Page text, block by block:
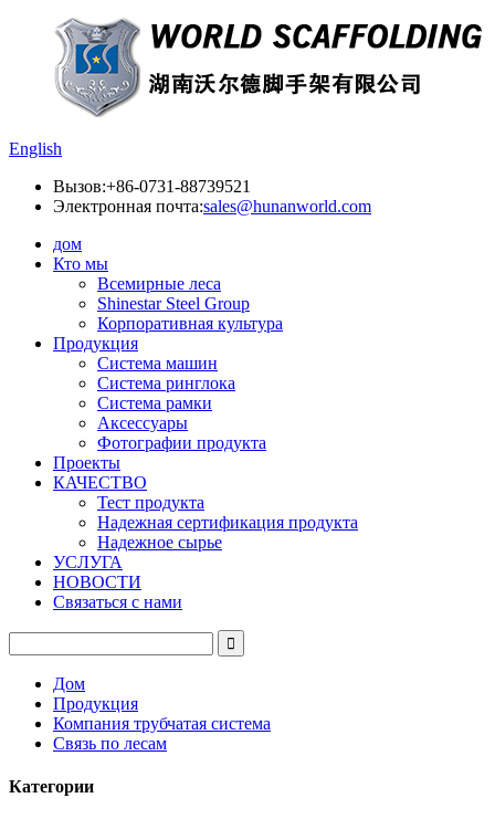
English
Вызов:+86-0731-88739521
Электронная почта:sales@hunanworld.com
дом
Кто мы
Всемирные леса
Shinestar Steel Group
Корпоративная культура
Продукция
Система машин
Система ринглока
Система рамки
Аксессуары
Фотографии продукта
Проекты
КАЧЕСТВО
Тест продукта
Надежная сертификация продукта
Надежное сырье
УСЛУГА
НОВОСТИ
Связаться с нами
Дом
Продукция
Компания трубчатая система
Связь по лесам
Категории